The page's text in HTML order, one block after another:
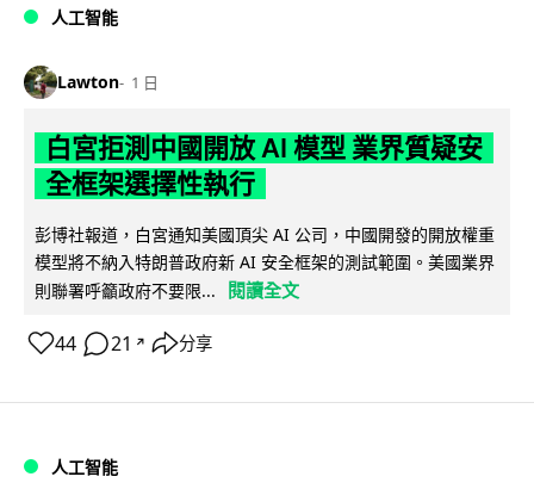
人工智能
Lawton 1 日
白宮拒測中國開放 AI 模型 業界質疑安
全框架選擇性執行
彭博社報道，白宮通知美國頂尖 AI 公司，中國開發的開放權重
模型將不納入特朗普政府新 AI 安全框架的測試範圍。美國業界
則聯署呼籲政府不要限...
閱讀全文
44 21 ↗ 分享
人工智能